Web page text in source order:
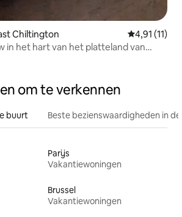
Chiltington Gemiddelde
4,91 (11)
in het hart van het platteland van
om te verkennen
buurt Beste bezienswaardigheden in
Parijs
Vakantiewoningen
Brussel
Vakantiewoningen